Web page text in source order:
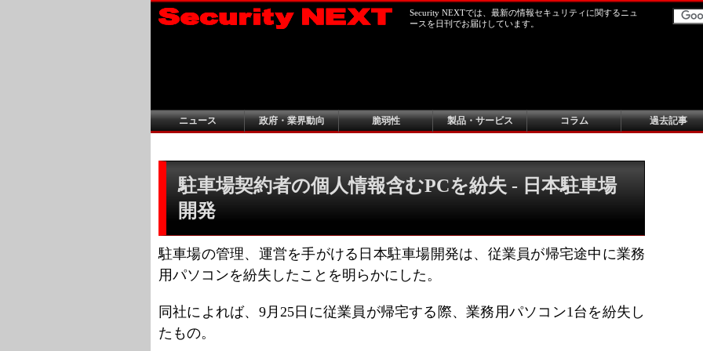
Security NEXTでは、最新の情報セキュリティに関するニュ
ースを日刊でお届けしています。
ニュース 政府・業界動向 脆弱性 製品・サービス コラム 過去記事
駐車場契約者の個人情報含むPCを紛失 - 日本駐車場
開発
駐車場の管理、運営を手がける日本駐車場開発は、従業員が帰宅途中に業務
用パソコンを紛失したことを明らかにした。
同社によれば、9月25日に従業員が帰宅する際、業務用パソコン1台を紛失し
たもの。